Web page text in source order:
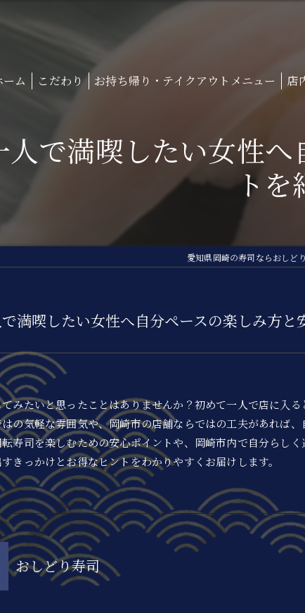
ーム こだわり お持ち帰り・テイクアウトメニュー 店
人で満喫したい女性
トを
愛知県岡崎の寿司ならおしど
満喫したい女性へ自分ペースの楽しみ方と
みたいと思ったことはありませんか？初めて一人で店に入
の気軽な雰囲気や、岡崎市の店舗ならではの工夫があれば
寿司を楽しむための安心ポイントや、岡崎市内で自分らし
きっかけとお得なヒントをわかりやすくお届けします。
おしどり寿司